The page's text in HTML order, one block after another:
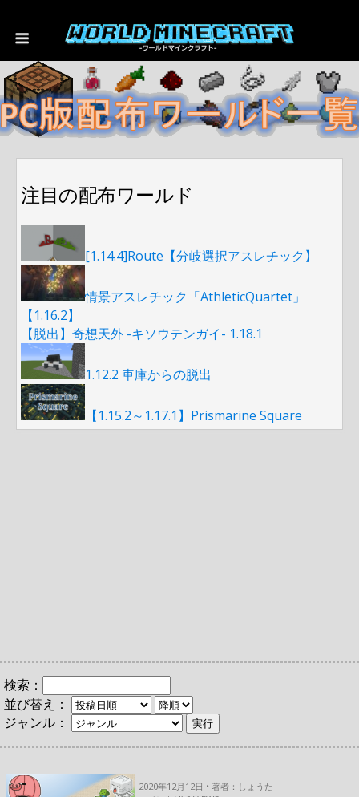
注目の配布ワールド
[1.14.4]Route【分岐選択アスレチック】
情景アスレチック「AthleticQuartet」
【1.16.2】
【脱出】奇想天外 -キソウテンガイ- 1.18.1
1.12.2 車庫からの脱出
【1.15.2～1.17.1】Prismarine Square
検索：
並び替え：
ジャンル：
2020年12月12日 • 著者：しょうた